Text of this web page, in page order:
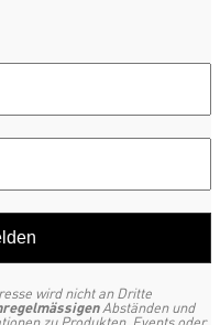
wird nicht an Dritte
Abständen und
zu Produkten, Events oder